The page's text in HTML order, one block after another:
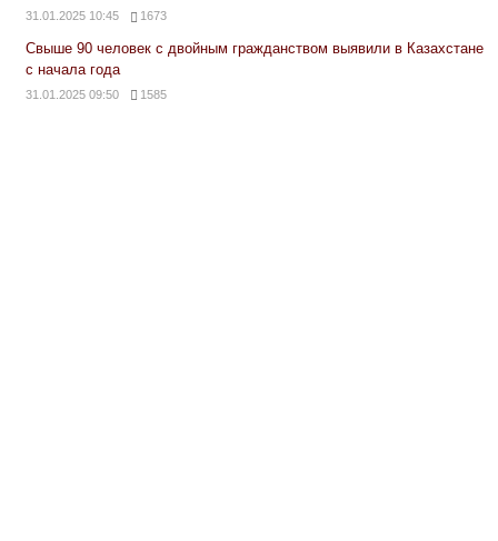
31.01.2025 10:45 1673
Свыше 90 человек с двойным гражданством выявили в Казахстане
с начала года
31.01.2025 09:50 1585